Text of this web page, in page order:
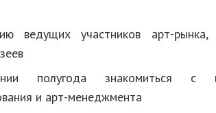
ведущих участников арт-рынка,
полугода знакомиться с
и арт-менеджмента